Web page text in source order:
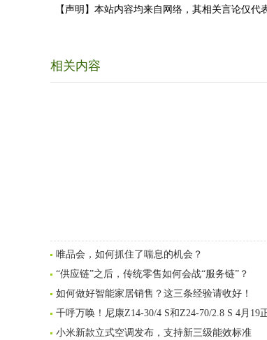
【声明】本站内容均来自网络，其相关言论仅
相关内容
唯品会，如何抓住了喘息的机会？
“供应链”之后，传统零售如何会战“服务链”？
如何做好智能家居销售？这三条经验请收好！
千呼万唤！尼康Z14-30/4 S和Z24-70/2.8 S 4月19
小米新款立式空调发布，支持新三级能效标准